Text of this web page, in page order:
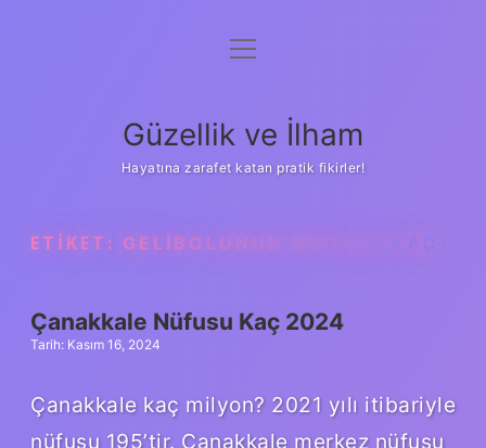
Anasayfa
Yasal Uyarı
menüyü
Güzellik ve İlham
Hayatına zarafet katan pratik fikirler!
ETIKET: GELIBOLUNUN NÜFUSU KAÇ
Çanakkale Nüfusu Kaç 2024
Tarih: Kasım 16, 2024
Çanakkale kaç milyon? 2021 yılı itibariyle
nüfusu 195’tir. Çanakkale merkez nüfusu